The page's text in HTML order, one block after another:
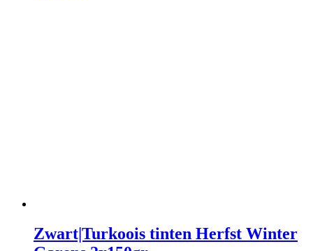
Zwart|Turkoois tinten Herfst Winter